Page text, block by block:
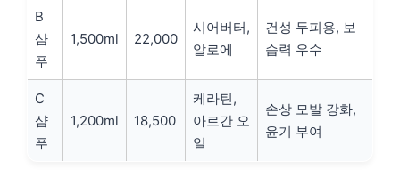
B
샴
푸
1,500ml 22,000
시어버터,
알로에
건성 두피용, 보
습력 우수
C
샴
푸
1,200ml 18,500
케라틴,
아르간 오
일
손상 모발 강화,
윤기 부여